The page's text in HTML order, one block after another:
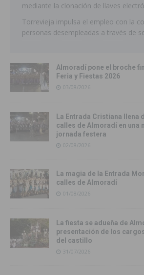
mediante la clonación de llaves
Torrevieja impulsa el empleo con la
personas desempleadas a través de
Almoradí pone el broche
Feria y Fiestas 2026
03/08/2026
La Entrada Cristiana llena
calles de Almoradí en una
jornada festera
02/08/2026
La magia de la Entrada
calles de Almoradí
01/08/2026
La fiesta se adueña de
presentación de los
del castillo
31/07/2026